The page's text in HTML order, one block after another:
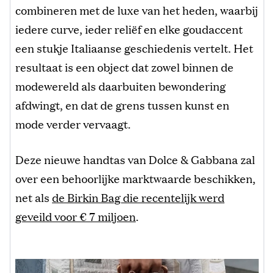
combineren met de luxe van het heden, waarbij
iedere curve, ieder reliëf en elke goudaccent
een stukje Italiaanse geschiedenis vertelt. Het
resultaat is een object dat zowel binnen de
modewereld als daarbuiten bewondering
afdwingt, en dat de grens tussen kunst en
mode verder vervaagt.
Deze nieuwe handtas van Dolce & Gabbana zal
over een behoorlijke marktwaarde beschikken,
net alsde Birkin Bag die recentelijk werd
geveild voor € 7 miljoen.